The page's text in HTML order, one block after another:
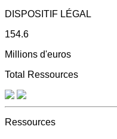
DISPOSITIF LÉGAL
154.6
Millions d'euros
Total Ressources
Ressources